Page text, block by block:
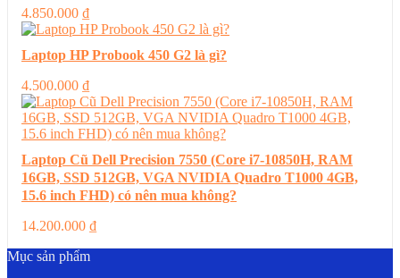
4.850.000 ₫
Laptop HP Probook 450 G2 là gì?
4.500.000 ₫
Laptop Cũ Dell Precision 7550 (Core i7-10850H, RAM
16GB, SSD 512GB, VGA NVIDIA Quadro T1000 4GB,
15.6 inch FHD) có nên mua không?
14.200.000 ₫
Mục sản phẩm